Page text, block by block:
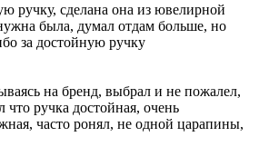
ручку, сделана она из ювелирной
была, думал отдам больше, но
за достойную ручку
на бренд, выбрал и не пожалел,
ручка достойная, очень
часто ронял, не одной царапины,